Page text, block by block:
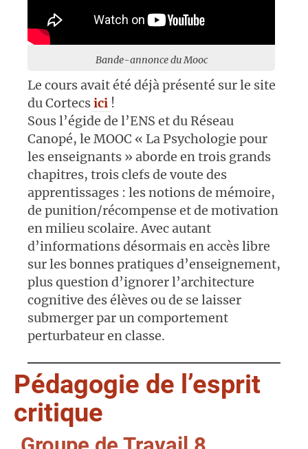
Bande-annonce du Mooc
Le cours avait été déjà présenté sur le site
du Cortecsici !
Sous l’égide de l’ENS et du Réseau
Canopé, le MOOC « La Psychologie pour
les enseignants » aborde en trois grands
chapitres, trois clefs de voute des
apprentissages : les notions de mémoire,
de punition/récompense et de motivation
en milieu scolaire. Avec autant
d’informations désormais en accès libre
sur les bonnes pratiques d’enseignement,
plus question d’ignorer l’architecture
cognitive des élèves ou de se laisser
submerger par un comportement
perturbateur en classe.
Pédagogie de l’esprit
critique